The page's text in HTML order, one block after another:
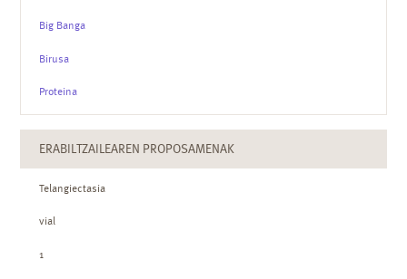
Big Banga
Birusa
Proteina
ERABILTZAILEAREN PROPOSAMENAK
Telangiectasia
vial
1